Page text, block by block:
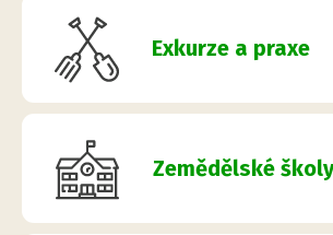
Exkurze a praxe
Zemědělské školy